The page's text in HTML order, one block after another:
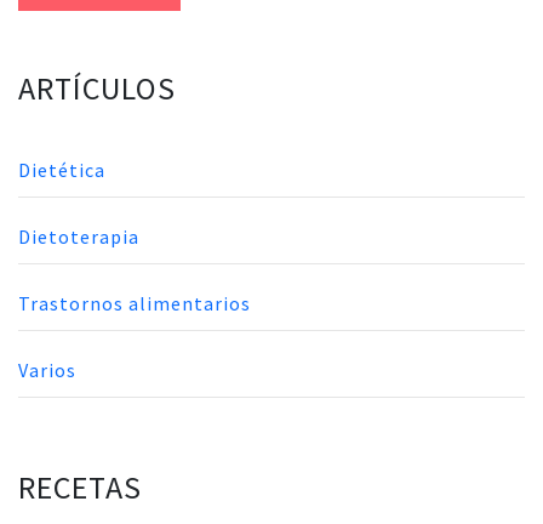
ARTÍCULOS
Dietética
Dietoterapia
Trastornos alimentarios
Varios
RECETAS